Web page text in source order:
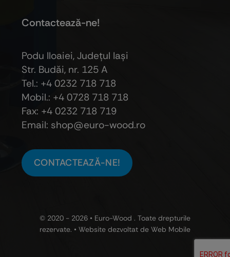
Contactează-ne!
Podu Iloaiei, Judeţul Iaşi
Str. Budăi, nr. 125 A
Tel.: +4 0232 718 718
Mobil.: +4 0728 718 718
Fax: +4 0232 718 719
Email: shop@euro-wood.ro
CONTACTEAZĂ-NE!
© 2020 - 2026 • Euro-Wood . Toate drepturile
rezervate. • Website dezvoltat de Web Mobile